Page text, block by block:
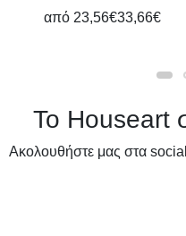
από 23,56€33,66€
Το Houseart
Ακολουθήστε μας στα social